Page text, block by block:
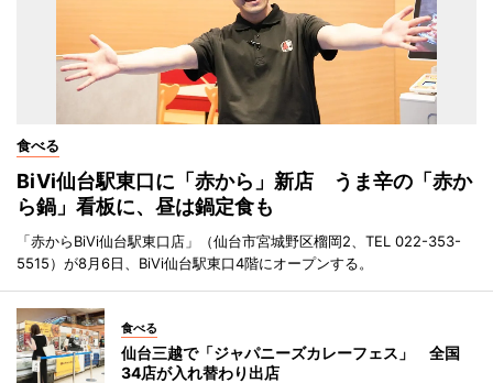
食べる
BiVi仙台駅東口に「赤から」新店 うま辛の「赤か
ら鍋」看板に、昼は鍋定食も
「赤からBiVi仙台駅東口店」（仙台市宮城野区榴岡2、TEL 022-353-
5515）が8月6日、BiVi仙台駅東口4階にオープンする。
食べる
仙台三越で「ジャパニーズカレーフェス」 全国
34店が入れ替わり出店